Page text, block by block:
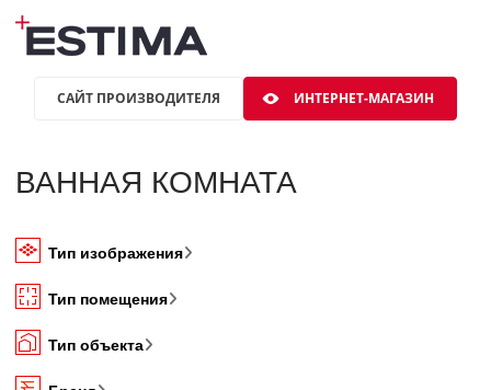
САЙТ ПРОИЗВОДИТЕЛЯ ИНТЕРНЕТ-МАГАЗИН
ВАННАЯ КОМНАТА
Тип изображения
Тип помещения
Тип объекта